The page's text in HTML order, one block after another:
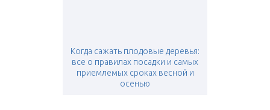
Когда сажать плодовые деревья:
все о правилах посадки и самых
приемлемых сроках весной и
осенью